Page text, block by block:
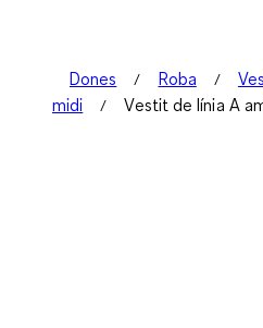
Dones Roba
midi
Vestit de línia A